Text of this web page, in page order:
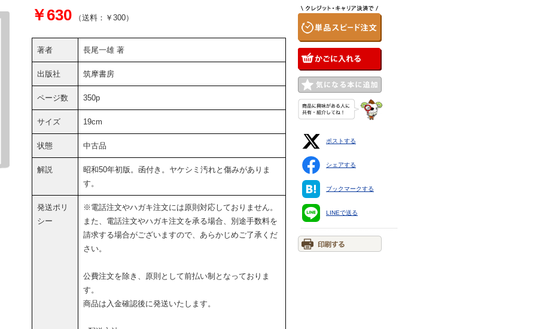
￥630 （送料：￥300）
著者 長尾一雄 著
出版社 筑摩書房
ページ数 350p
サイズ 19cm
状態 中古品
解説
昭和50年初版。函付き。ヤケシミ汚れと傷みがありま
す。
発送ポリ
シー
※電話注文やハガキ注文には原則対応しておりません。
また、電話注文やハガキ注文を承る場合、別途手数料を
請求する場合がございますので、あらかじめご了承くだ
さい。
公費注文を除き、原則として前払い制となっておりま
す。
商品は入金確認後に発送いたします。
ポストする
シェアする
ブックマークする
LINEで送る